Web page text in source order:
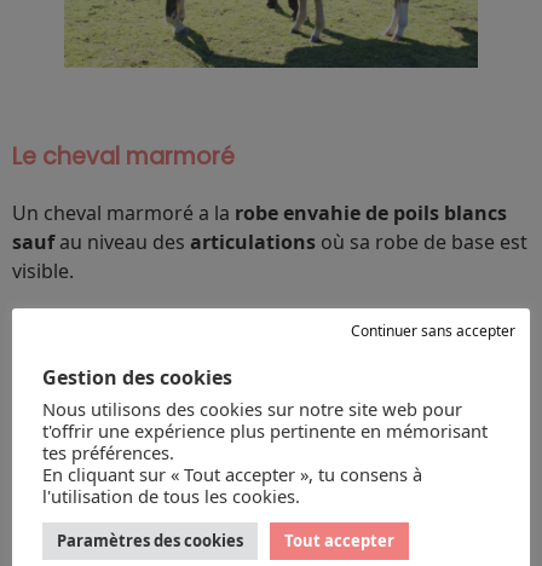
Le cheval marmoré
Un cheval marmoré a la robe envahie de poils blancs
saufau niveau des articulations où sa robe de base est
visible.
Gestion des cookies
Nous utilisons des cookies sur notre site web pour
t'offrir une expérience plus pertinente en mémorisant
tes préférences.
En cliquant sur « Tout accepter », tu consens à
l'utilisation de tous les cookies.
Paramètres des cookies Tout accepter
Continuer sans accepter